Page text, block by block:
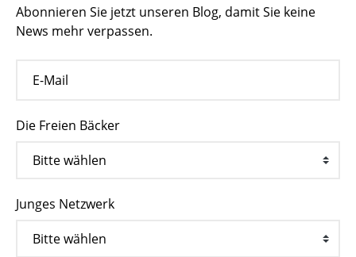
Abonnieren Sie jetzt unseren Blog, damit Sie keine
News mehr verpassen.
Die Freien Bäcker
Junges Netzwerk